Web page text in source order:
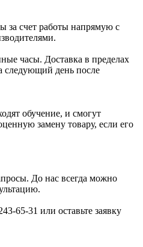
за счет работы напрямую с
часы. Доставка в пределах
следующий день после
обучение, и смогут
замену товару, если его
До нас всегда можно
65-31 или оставьте заявку